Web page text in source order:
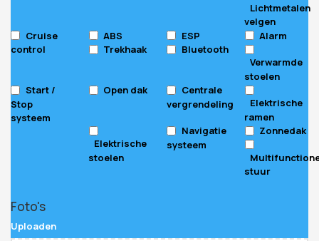
Lichtmetalen
velgen
Cruise
control
ABS ESP
Alarm
Trekhaak
Bluetooth
Verwarmde
stoelen
Start /
Stop
systeem
Open dak
Centrale
vergrendeling
Elektrische
ramen
Elektrische
stoelen
Navigatie
systeem
Zonnedak
stuur
Foto's
Uploaden